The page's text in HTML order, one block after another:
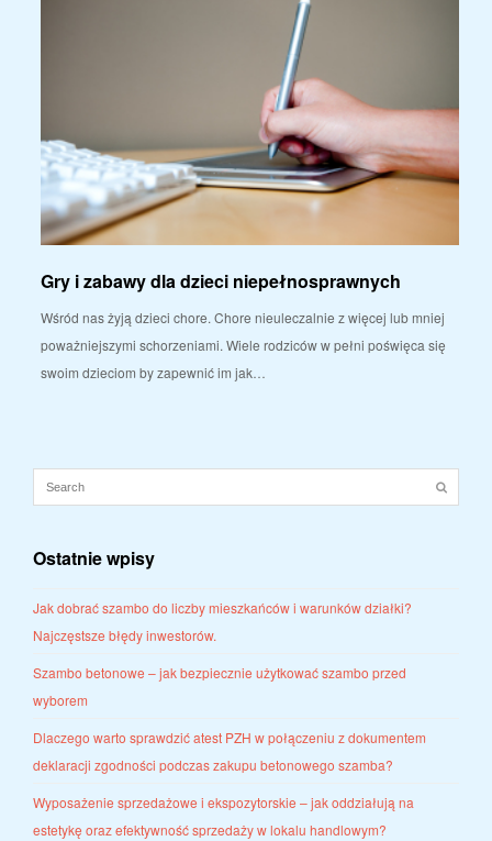
Gry i zabawy dla dzieci niepełnosprawnych
Wśród nas żyją dzieci chore. Chore nieuleczalnie z więcej lub mniej
poważniejszymi schorzeniami. Wiele rodziców w pełni poświęca się
swoim dzieciom by zapewnić im jak…
Ostatnie wpisy
Jak dobrać szambo do liczby mieszkańców i warunków działki?
Najczęstsze błędy inwestorów.
Szambo betonowe – jak bezpiecznie użytkować szambo przed
wyborem
Dlaczego warto sprawdzić atest PZH w połączeniu z dokumentem
deklaracji zgodności podczas zakupu betonowego szamba?
Wyposażenie sprzedażowe i ekspozytorskie – jak oddziałują na
estetykę oraz efektywność sprzedaży w lokalu handlowym?